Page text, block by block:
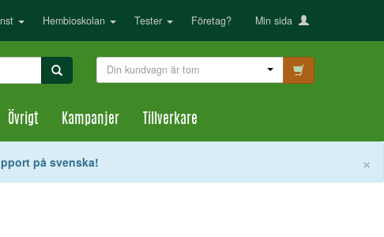
Hembioskolan Tester Företag? Min sida
Din kundvagn är tom
Övrigt Kampanjer Tillverkare
×
på svenska!